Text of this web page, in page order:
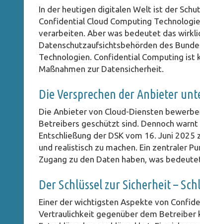
In der heutigen digitalen Welt ist der
Confidential Cloud Computing
verarbeiten. Aber was bedeutet das
Datenschutzaufsichtsbehörden des
Technologien. Confidential Computing
Maßnahmen zur Datensicherheit.
Die Versprechen der Anbieter
Die Anbieter von Cloud-Diensten
Betreibers geschützt sind. Dennoch
Entschließung der DSK vom 16. Juni
und realistisch zu machen. Ein zentraler
Zugang zu den Daten haben, was
Der Schlüssel zur Sicherheit –
Einer der wichtigsten Aspekte von
Vertraulichkeit gegenüber dem Betreiber